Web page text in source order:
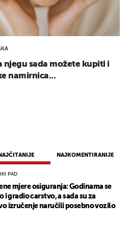
NAJKOMENTIRANIJE
PAD
mjere osiguranja: Godinama se
i gradio carstvo, a sada su za
izručenje naručili posebno vozilo
njegu sada možete kupiti i
namirnica...